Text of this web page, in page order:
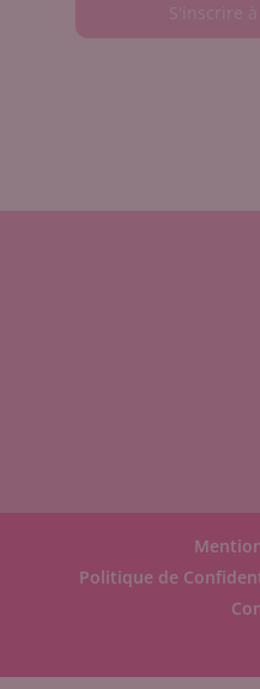
S'inscrire
Politique de